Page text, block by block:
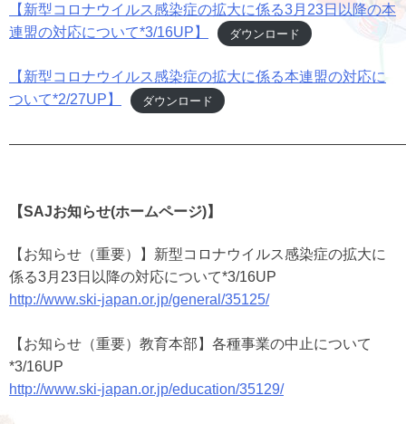
【新型コロナウイルス感染症の拡大に係る3月23日以降の本
連盟の対応について*3/16UP】
ダウンロード
【新型コロナウイルス感染症の拡大に係る本連盟の対応に
ついて*2/27UP】
ダウンロード
【SAJお知らせ(ホームページ)】
【お知らせ（重要）】新型コロナウイルス感染症の拡大に
係る3月23日以降の対応について*3/16UP
http://www.ski-japan.or.jp/general/35125/
【お知らせ（重要）教育本部】各種事業の中止について
*3/16UP
http://www.ski-japan.or.jp/education/35129/